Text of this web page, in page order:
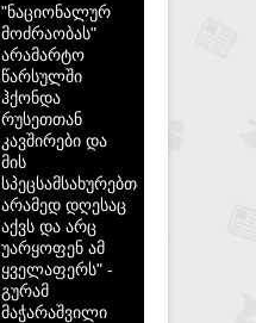
"ნაციონალურ
მოძრაობას"
არამარტო
წარსულში
ჰქონდა
რუსეთთან
კავშირები და
მის
სპეცსამსახურებთან,
არამედ დღესაც
აქვს და არც
უარყოფენ ამ
ყველაფერს" -
გურამ
მაჭარაშვილი